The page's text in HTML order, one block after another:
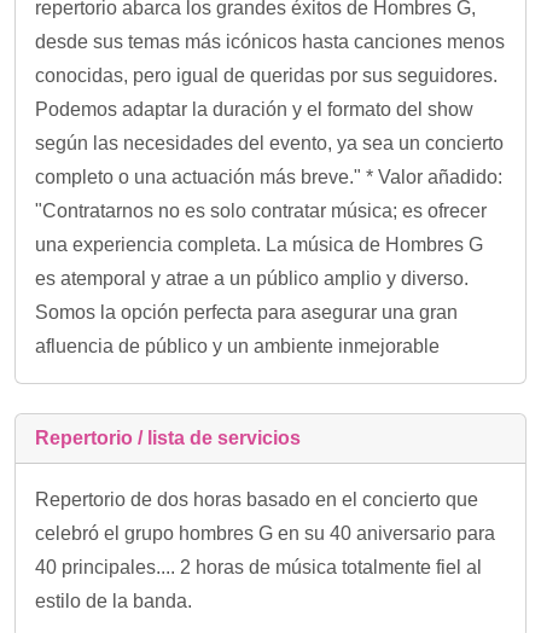
repertorio abarca los grandes éxitos de Hombres G,
desde sus temas más icónicos hasta canciones menos
conocidas, pero igual de queridas por sus seguidores.
Podemos adaptar la duración y el formato del show
según las necesidades del evento, ya sea un concierto
completo o una actuación más breve." * Valor añadido:
"Contratarnos no es solo contratar música; es ofrecer
una experiencia completa. La música de Hombres G
es atemporal y atrae a un público amplio y diverso.
Somos la opción perfecta para asegurar una gran
afluencia de público y un ambiente inmejorable
Repertorio / lista de servicios
Repertorio de dos horas basado en el concierto que
celebró el grupo hombres G en su 40 aniversario para
40 principales.... 2 horas de música totalmente fiel al
estilo de la banda.